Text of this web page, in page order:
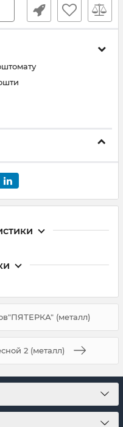
(металл)
2 (металл)